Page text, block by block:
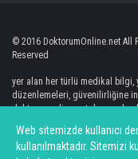
Web sitemizde kullanıcı
kullanılmaktadır. Sitemizi
© 2016 DoktorumOnline.net All
Reserved
yer alan her türlü medikal bilgi,
düzenlemeleri, güvenilirliğine
doktorumonline.net de yer
teşhis ve tedaviye
değerlendirmelerin